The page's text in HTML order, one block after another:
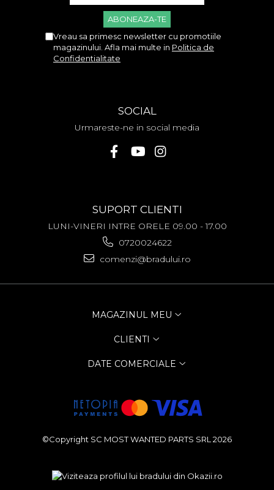
Vreau sa primesc newsletter cu promotiile
magazinului. Afla mai multe in Politica de
Confidentialitate
SOCIAL
Urmareste-ne in social media
SUPORT CLIENTI
LUNI-VINERI INTRE ORELE 09.00 - 17.00
0720024622
comenzi@bradului.ro
MAGAZINUL MEU
CLIENTI
DATE COMERCIALE
©Copyright SC MOST WANTED PARTS SRL 2026